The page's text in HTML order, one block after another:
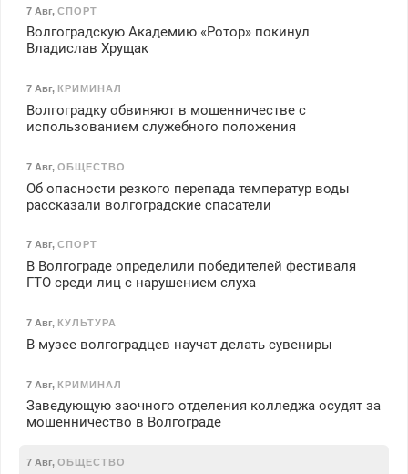
7 Авг, СПОРТ
Волгоградскую Академию «Ротор» покинул
Владислав Хрущак
7 Авг, КРИМИНАЛ
Волгоградку обвиняют в мошенничестве с
использованием служебного положения
7 Авг, ОБЩЕСТВО
Об опасности резкого перепада температур воды
рассказали волгоградские спасатели
7 Авг, СПОРТ
В Волгограде определили победителей фестиваля
ГТО среди лиц с нарушением слуха
7 Авг, КУЛЬТУРА
В музее волгоградцев научат делать сувениры
7 Авг, КРИМИНАЛ
Заведующую заочного отделения колледжа осудят за
мошенничество в Волгограде
7 Авг, ОБЩЕСТВО